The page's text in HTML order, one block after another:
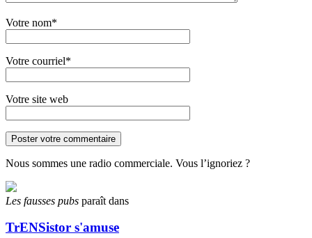
Votre nom*
Votre courriel*
Votre site web
Nous sommes une radio commerciale. Vous l’ignoriez ?
Les fausses pubs paraît dans
TrENSistor s'amuse